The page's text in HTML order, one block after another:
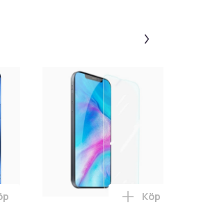
Glas, Anti-Spy Privat Skydd i
av Härdat Glas - Skydd för
till iPhone 13 PRO Skal – Metallic
Lägg till 2-
Köp